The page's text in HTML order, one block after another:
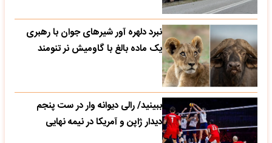
نبرد دلهره آور شیرهای جوان با رهبری
یک ماده بالغ با گاومیش نر تنومند
ببینید/ رالی دیوانه وار در ست پنجم
دیدار ژاپن و آمریکا در نیمه نهایی